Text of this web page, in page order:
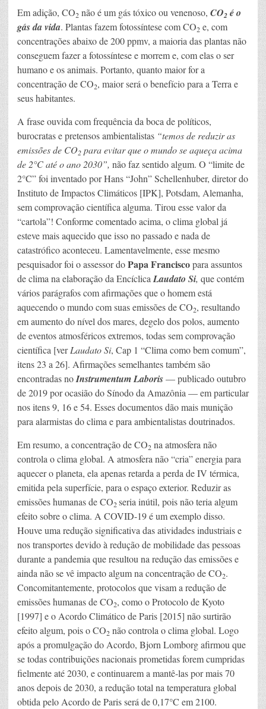
Em adição, CO2 não é um gás tóxico ou venenoso, CO2 é o
gás da vida. Plantas fazem fotossíntese com CO2 e, com
concentrações abaixo de 200 ppmv, a maioria das plantas não
conseguem fazer a fotossíntese e morrem e, com elas o ser
humano e os animais. Portanto, quanto maior for a
concentração de CO2, maior será o benefício para a Terra e
seus habitantes.
A frase ouvida com frequência da boca de políticos,
burocratas e pretensos ambientalistas “temos de reduzir as
emissões de CO2 para evitar que o mundo se aqueça acima
de 2°C até o ano 2030”, não faz sentido algum. O “limite de
2°C” foi inventado por Hans “John” Schellenhuber, diretor do
Instituto de Impactos Climáticos [IPK], Potsdam, Alemanha,
sem comprovação científica alguma. Tirou esse valor da
“cartola”! Conforme comentado acima, o clima global já
esteve mais aquecido que isso no passado e nada de
catastrófico aconteceu. Lamentavelmente, esse mesmo
pesquisador foi o assessor doPapa Franciscopara assuntos
de clima na elaboração da EncíclicaLaudato Si, que contém
vários parágrafos com afirmações que o homem está
aquecendo o mundo com suas emissões de CO2, resultando
em aumento do nível dos mares, degelo dos polos, aumento
de eventos atmosféricos extremos, todas sem comprovação
científica [verLaudato Si, Cap 1 “Clima como bem comum”,
itens 23 a 26]. Afirmações semelhantes também são
encontradas noInstrumentum Laboris— publicado outubro
de 2019 por ocasião do Sínodo da Amazônia — em particular
nos itens 9, 16 e 54. Esses documentos dão mais munição
para alarmistas do clima e para ambientalistas doutrinados.
Em resumo, a concentração de CO2 na atmosfera não
controla o clima global. A atmosfera não “cria” energia para
aquecer o planeta, ela apenas retarda a perda de IV térmica,
emitida pela superfície, para o espaço exterior. Reduzir as
emissões humanas de CO2seria inútil, pois não teria algum
efeito sobre o clima. A COVID-19 é um exemplo disso.
Houve uma redução significativa das atividades industriais e
nos transportes devido à redução de mobilidade das pessoas
durante a pandemia que resultou na redução das emissões e
ainda não se vê impacto algum na concentração de CO2.
Concomitantemente, protocolos que visam a redução de
emissões humanas de CO2, como o Protocolo de Kyoto
[1997] e o Acordo Climático de Paris [2015] não surtirão
efeito algum, pois o CO2 não controla o clima global. Logo
após a promulgação do Acordo, Bjorn Lomborg afirmou que
se todas contribuições nacionais prometidas forem cumpridas
fielmente até 2030, e continuarem a mantê-las por mais 70
anos depois de 2030, a redução total na temperatura global
obtida pelo Acordo de Paris será de 0,17°C em 2100.